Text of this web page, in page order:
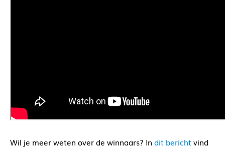
Wil je meer weten over de winnaars? In dit berichtvind